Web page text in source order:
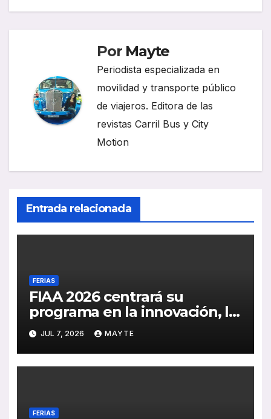
Por Mayte
Periodista especializada en
movilidad y transporte público
de viajeros. Editora de las
revistas Carril Bus y City
Motion
Entrada relacionada
FERIAS
FIAA 2026 centrará su
programa en la innovación, la
sostenibilidad y la
digitalización del transporte
de viajeros
JUL 7, 2026 MAYTE
FERIAS